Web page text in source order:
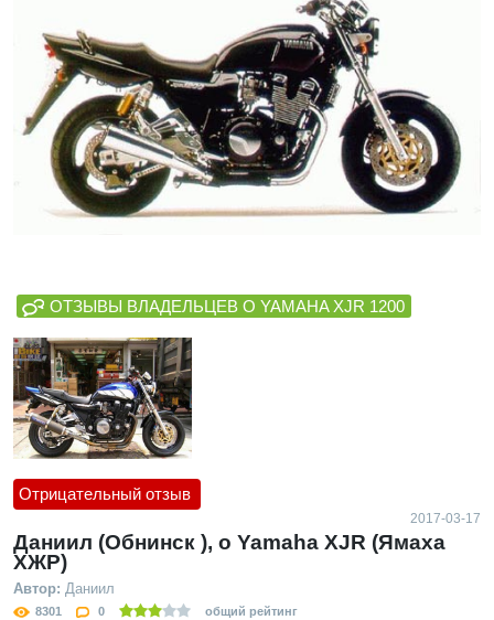
ОТЗЫВЫ ВЛАДЕЛЬЦЕВ О YAMAHA XJR 1200
Отрицательный отзыв
2017-03-17
Даниил (Обнинск ), о Yamaha XJR (Ямаха
ХЖР)
Автор: Даниил
8301 0
общий рейтинг